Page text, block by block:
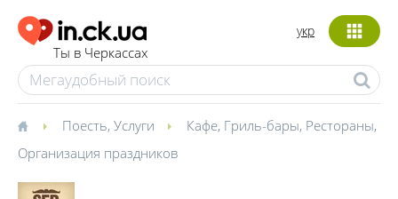
Ты в Черкассах
укр
Поесть, Услуги Кафе, Гриль-бары, Рестораны,
Организация праздников